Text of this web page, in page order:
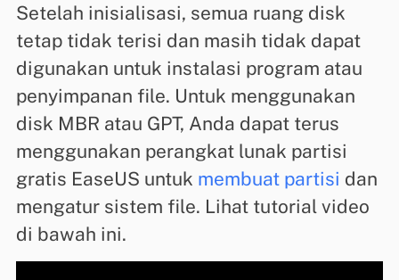
Setelah inisialisasi, semua ruang disk
tetap tidak terisi dan masih tidak dapat
digunakan untuk instalasi program atau
penyimpanan file. Untuk menggunakan
disk MBR atau GPT, Anda dapat terus
menggunakan perangkat lunak partisi
gratis EaseUS untuk membuat partisi dan
mengatur sistem file. Lihat tutorial video
di bawah ini.